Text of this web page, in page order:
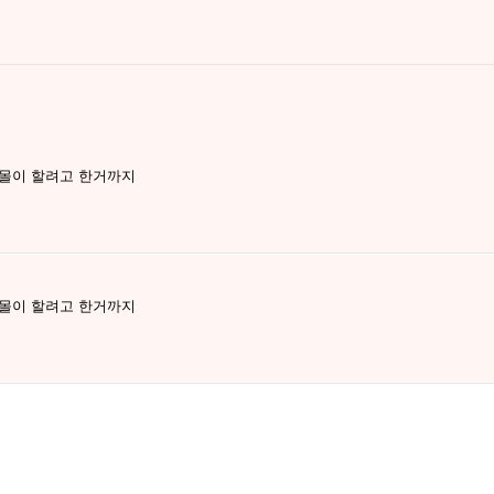
이 할려고 한거까지
이 할려고 한거까지